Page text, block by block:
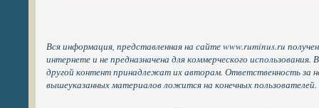
Вся информация, представленная на сайте www.ruminus.ru
интернете и не предназначена для коммерческого
другой контент принадлежат их авторам. Ответственность за
вышеуказанных материалов ложится на конечных пользователей.